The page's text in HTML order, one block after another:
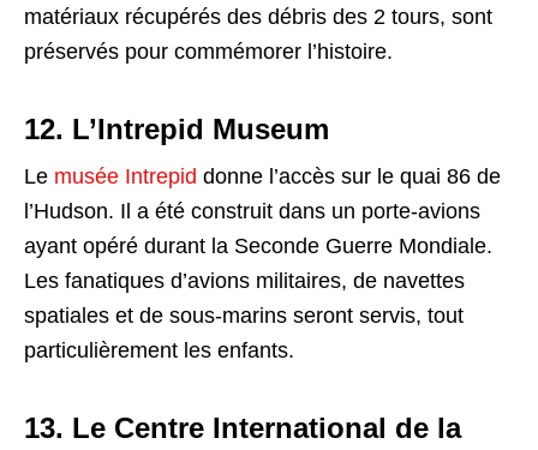
matériaux récupérés des débris des 2 tours, sont
préservés pour commémorer l’histoire.
12. L’Intrepid Museum
Le musée Intrepid donne l’accès sur le quai 86 de
l’Hudson. Il a été construit dans un porte-avions
ayant opéré durant la Seconde Guerre Mondiale.
Les fanatiques d’avions militaires, de navettes
spatiales et de sous-marins seront servis, tout
particulièrement les enfants.
13. Le Centre International de la